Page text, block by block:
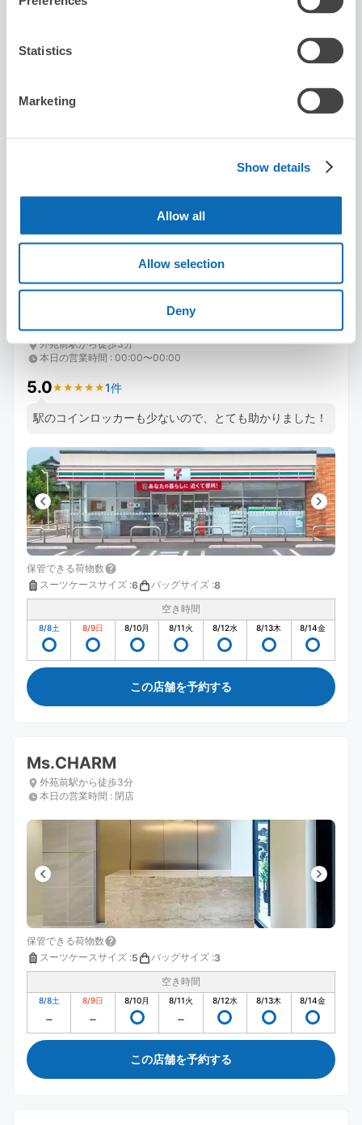
Statistics
Marketing
Show details
Allow all
Allow selection
Deny
この店舗を予約する
セブン－イレブン北青山２丁目
外苑前駅から徒歩3分
本日の営業時間 : 00:00〜00:00
5.0★ ★ ★ ★ ★
★ ★ ★ ★ ★1件
駅のコインロッカーも少ないので、とても助かりました！
保管できる荷物数
スーツケースサイズ :6 バッグサイズ :8
空き時間
8/8土 8/9日 8/10月 8/11火 8/12水 8/13木 8/14金
この店舗を予約する
Ms.CHARM
外苑前駅から徒歩3分
本日の営業時間 : 閉店
保管できる荷物数
スーツケースサイズ :5 バッグサイズ :3
空き時間
8/8土 8/9日 8/10月 8/11火 8/12水 8/13木 8/14金
この店舗を予約する